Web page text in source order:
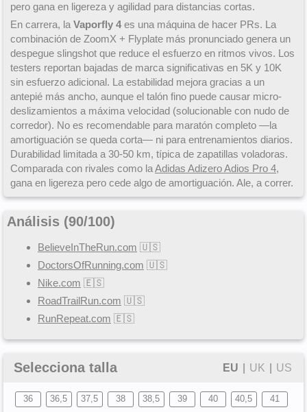
pero gana en ligereza y agilidad para distancias cortas.
En carrera, la Vaporfly 4es una máquina de hacer PRs. La
combinación de ZoomX + Flyplate más pronunciado genera un
despegue slingshot que reduce el esfuerzo en ritmos vivos. Los
testers reportan bajadas de marca significativas en 5K y 10K
sin esfuerzo adicional. La estabilidad mejora gracias a un
antepié más ancho, aunque el talón fino puede causar micro-
deslizamientos a máxima velocidad (solucionable con nudo de
corredor). No es recomendable para maratón completo —la
amortiguación se queda corta— ni para entrenamientos diarios.
Durabilidad limitada a 30-50 km, típica de zapatillas voladoras.
Comparada con rivales como laAdidas Adizero Adios Pro 4,
gana en ligereza pero cede algo de amortiguación. Ale, a correr.
Análisis (90/100)
BelieveInTheRun.com 🇺🇸
DoctorsOfRunning.com 🇺🇸
Nike.com 🇪🇸
RoadTrailRun.com 🇺🇸
RunRepeat.com 🇪🇸
Selecciona talla EU UK US
36 36,5 37,5 38 38,5 39 40 40,5 41